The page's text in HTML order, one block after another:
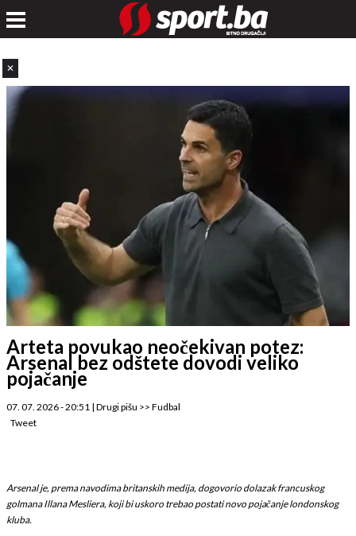
✕
Arteta povukao neočekivan potez:
Arsenal bez odštete dovodi veliko
pojačanje
07. 07. 2026 - 20:51 | Drugi pišu >> Fudbal
Tweet
Arsenal je, prema navodima britanskih medija, dogovorio dolazak francuskog
golmana Illana Mesliera, koji bi uskoro trebao postati novo pojačanje londonskog
kluba.